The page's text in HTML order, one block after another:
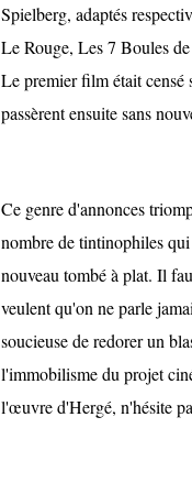
Spielberg, adaptés
Le Rouge, Les 7 Boules
Le premier film était censé
passèrent ensuite sans
Ce genre d'annonces
nombre de tintinophiles
nouveau tombé à plat. Il
veulent qu'on ne parle
soucieuse de redorer un
l'immobilisme du projet
l'œuvre d'Hergé, n'hésite